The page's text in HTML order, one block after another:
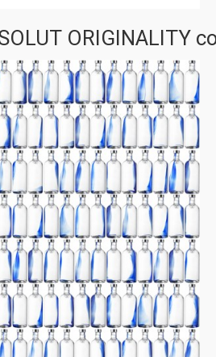
ORIGINALITY